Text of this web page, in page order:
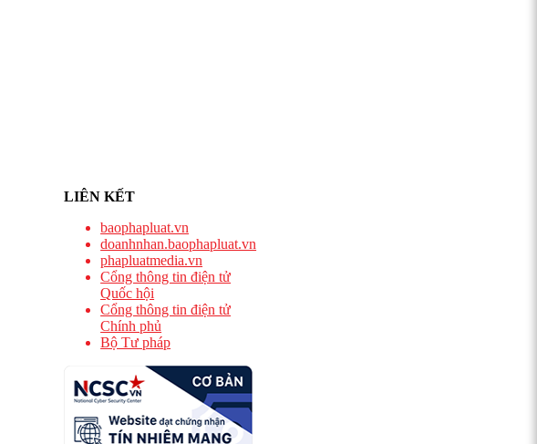
LIÊN KẾT
baophapluat.vn
doanhnhan.baophapluat.vn
phapluatmedia.vn
Cổng thông tin điện tử
Quốc hội
Cổng thông tin điện tử
Chính phủ
Bộ Tư pháp